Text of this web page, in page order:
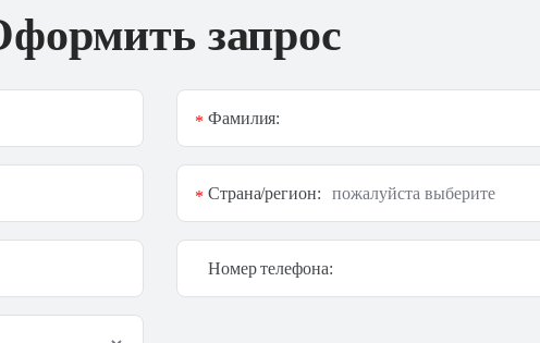
запрос
Фамилия:
*
Страна/регион:
*
Номер телефона: